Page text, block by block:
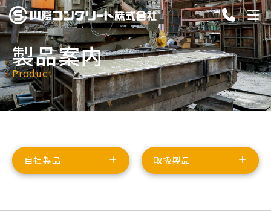
製品案内
Product
自社製品 取扱製品